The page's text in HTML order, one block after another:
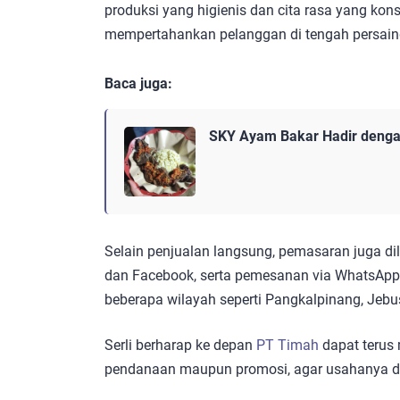
produksi yang higienis dan cita rasa yang
mempertahankan pelanggan di tengah
Baca juga:
SKY Ayam Bakar Hadir
Selain penjualan langsung, pemasaran juga
dan Facebook, serta pemesanan via
beberapa wilayah seperti Pangkalpinang,
Serli berharap ke depan PT Timah dapat terus
pendanaan maupun promosi, agar usahanya